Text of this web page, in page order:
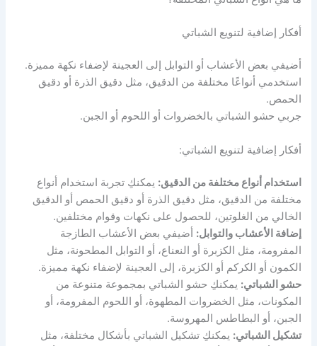
أفكار إضافية لتنويع الشباتي
أضيفي بعض الأعشاب أو التوابل إلى العجينة لإضفاء نكهة مميزة.
استخدمي أنواعًا مختلفة من الدقيق، مثل دقيق الذرة أو دقيق
الحمص.
جربي حشو الشباتي بالخضروات أو اللحوم أو الجبن.
أفكار إضافية لتنويع الشباتي:
استخدام أنواع مختلفة من الدقيق: يمكنكِ تجربة استخدام أنواع
مختلفة من الدقيق، مثل دقيق الذرة أو دقيق الحمص أو الدقيق
الخالي من الغلوتين، للحصول على نكهات وقوام مختلفين.
إضافة الأعشاب والتوابل: أضيفي بعض الأعشاب الطازجة
المفرومة، مثل الكزبرة أو النعناع، أو التوابل المطحونة، مثل
الكمون أو الكركم أو الكزبرة، إلى العجينة لإضفاء نكهة مميزة.
حشو الشباتي: يمكنكِ حشو الشباتي بمجموعة متنوعة من
المكونات، مثل الخضروات المطهوة، أو اللحوم المفرومة، أو
الجبن، أو البطاطس المهروسة.
تشكيل الشباتي: يمكنكِ تشكيل الشباتي بأشكال مختلفة، مثل